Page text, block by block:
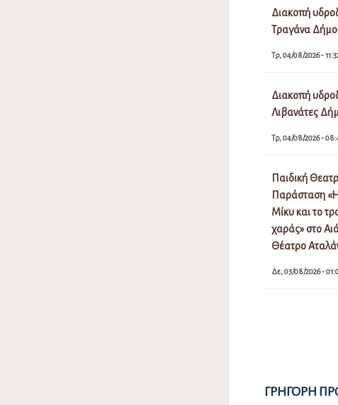
Διακοπή
Τραγάνα
Τρ, 04/08/2026 -
Διακοπή
Λιβανάτες
Τρ, 04/08/2026 -
Παιδική
Παράσταση
Μίκυ και το
χαράς» στο
Θέατρο
Δε, 03/08/2026 -
ΓΡΉΓΟΡΗ